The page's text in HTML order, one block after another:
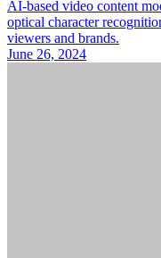
AI-based video content
optical character
viewers and brands.
June 26, 2024